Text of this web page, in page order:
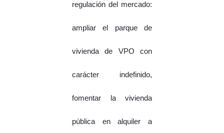
regulación del mercado:
ampliar el parque de
vivienda de VPO con
carácter indefinido,
fomentar la vivienda
pública en alquiler a